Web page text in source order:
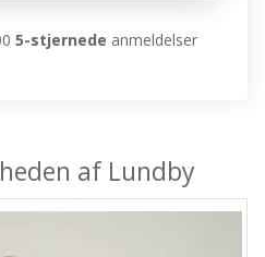
5-stjernede anmeldelser
af Lundby